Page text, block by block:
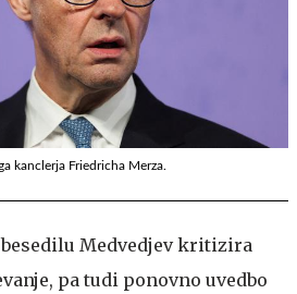
kanclerja Friedricha Merza.
Medvedjev kritizira
pa tudi ponovno uvedbo